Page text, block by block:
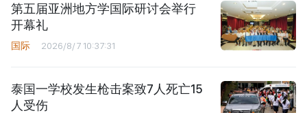
第五届亚洲地方学国际研讨会举行
开幕礼
国际 2026/8/7 10:37:31
泰国一学校发生枪击案致7人死亡15
人受伤